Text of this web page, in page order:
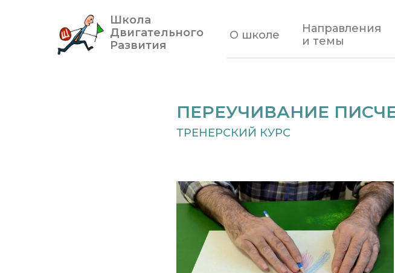
Школа
Двигательного
Развития
О школе
Направления
и темы
ПЕРЕУЧИВАНИЕ
ТРЕНЕРСКИЙ КУРС